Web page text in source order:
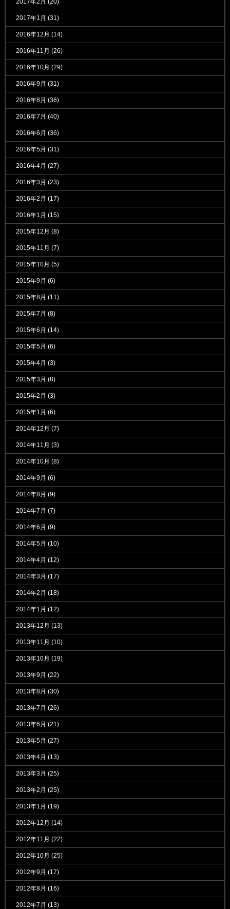
2017年1月 (31)
2016年12月 (14)
2016年11月 (26)
2016年10月 (29)
2016年9月 (31)
2016年8月 (36)
2016年7月 (40)
2016年6月 (36)
2016年5月 (31)
2016年4月 (27)
2016年3月 (23)
2016年2月 (17)
2016年1月 (15)
2015年12月 (8)
2015年11月 (7)
2015年10月 (5)
2015年9月 (6)
2015年8月 (11)
2015年7月 (8)
2015年6月 (14)
2015年5月 (6)
2015年4月 (3)
2015年3月 (8)
2015年2月 (3)
2015年1月 (6)
2014年12月 (7)
2014年11月 (3)
2014年10月 (8)
2014年9月 (6)
2014年8月 (9)
2014年7月 (7)
2014年6月 (9)
2014年5月 (10)
2014年4月 (12)
2014年3月 (17)
2014年2月 (18)
2014年1月 (12)
2013年12月 (13)
2013年11月 (10)
2013年10月 (19)
2013年9月 (22)
2013年8月 (30)
2013年7月 (26)
2013年6月 (21)
2013年5月 (27)
2013年4月 (13)
2013年3月 (25)
2013年2月 (25)
2013年1月 (19)
2012年12月 (14)
2012年11月 (22)
2012年10月 (25)
2012年9月 (17)
2012年8月 (16)
2012年7月 (13)